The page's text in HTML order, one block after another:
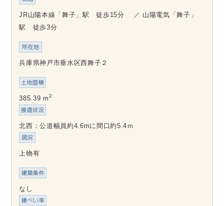
JR山陽本線「舞子」駅 徒歩15分 ／ 山陽電気「舞子」
駅 徒歩3分
兵庫県神戸市垂水区西舞子２
385.39 m2
北西：公道幅員約4.6mに間口約5.4ｍ
上物有
なし